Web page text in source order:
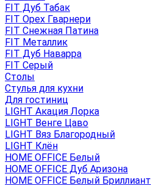
FIT Дуб Табак
FIT Орех Гварнери
FIT Снежная Патина
FIT Металлик
FIT Дуб Наварра
FIT Серый
Столы
Стулья для кухни
Для гостиниц
LIGHT Акация Лорка
LIGHT Венге Цаво
LIGHT Вяз Благородный
LIGHT Клён
HOME OFFICE Белый
HOME OFFICE Дуб Аризона
HOME OFFICE Белый Бриллиант